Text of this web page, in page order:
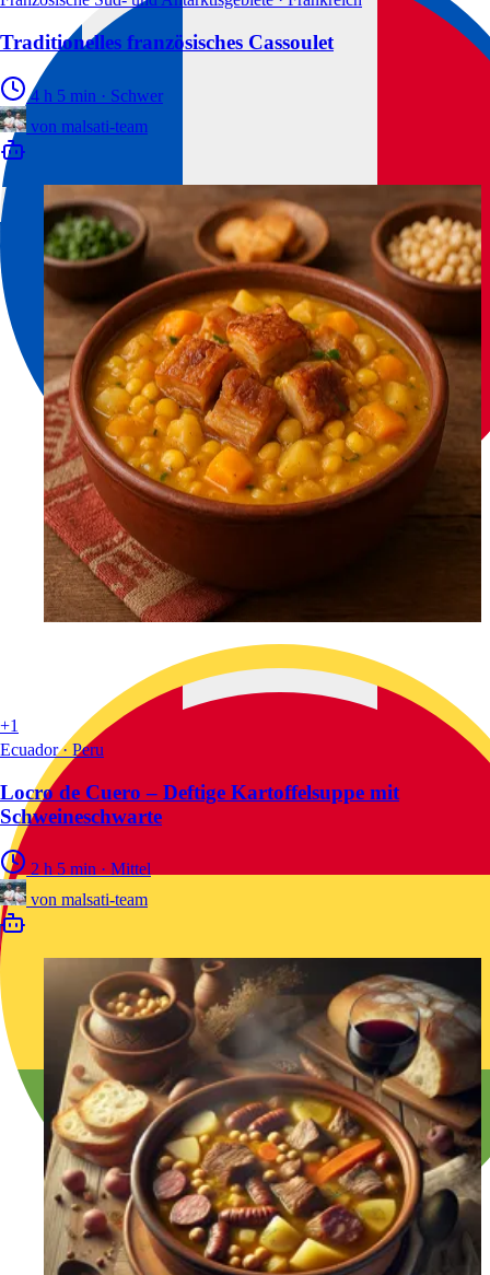
Traditionelles französisches Cassoulet
4 h 5 min · Schwer
von malsati-team
+1
Ecuador · Peru
Locro de Cuero – Deftige Kartoffelsuppe mit
Schweineschwarte
2 h 5 min · Mittel
von malsati-team